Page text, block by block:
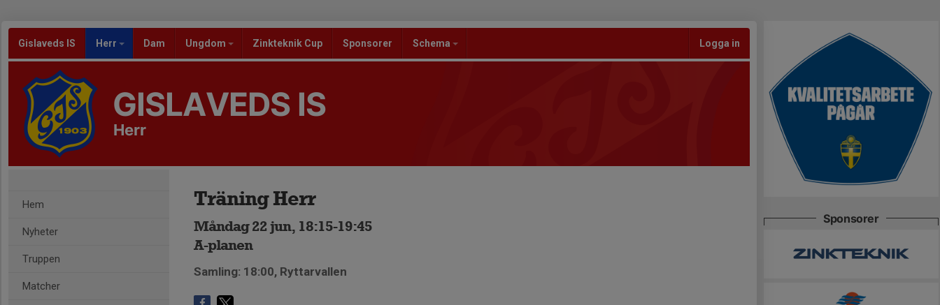
Gislaveds IS Herr Dam Ungdom Zinkteknik Cup Sponsorer Schema Logga in
GISLAVEDS IS
Herr
Hem
Nyheter
Truppen
Matcher
Träning Herr
Måndag 22 jun, 18:15-19:45
A-planen
Samling: 18:00, Ryttarvallen
Sponsorer